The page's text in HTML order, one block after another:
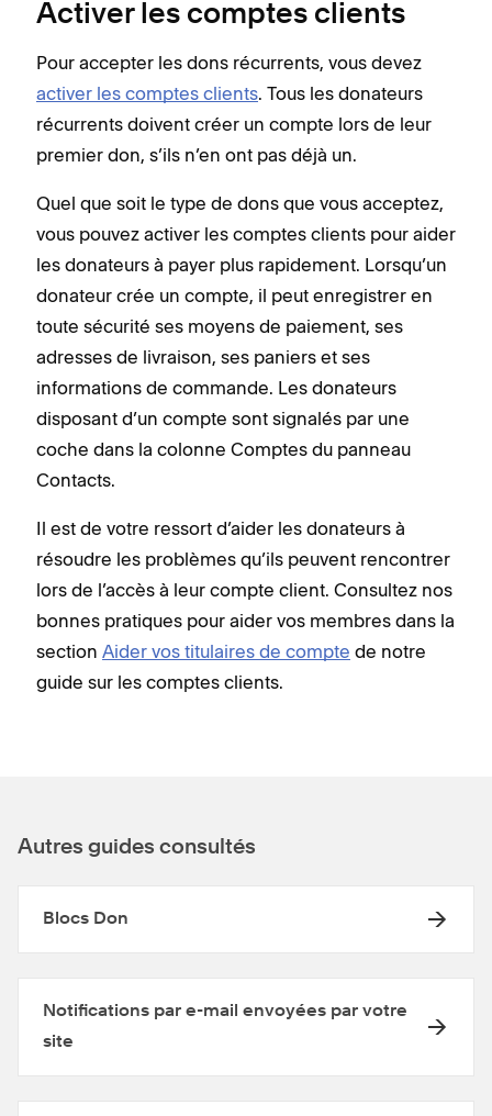
Activer les comptes clients
Pour accepter les dons récurrents, vous devez
activer les comptes clients. Tous les donateurs
récurrents doivent créer un compte lors de leur
premier don, s’ils n’en ont pas déjà un.
Quel que soit le type de dons que vous acceptez,
vous pouvez activer les comptes clients pour aider
les donateurs à payer plus rapidement. Lorsqu’un
donateur crée un compte, il peut enregistrer en
toute sécurité ses moyens de paiement, ses
adresses de livraison, ses paniers et ses
informations de commande. Les donateurs
disposant d’un compte sont signalés par une
coche dans la colonne Comptes du panneau
Contacts.
Il est de votre ressort d’aider les donateurs à
résoudre les problèmes qu’ils peuvent rencontrer
lors de l’accès à leur compte client. Consultez nos
bonnes pratiques pour aider vos membres dans la
section Aider vos titulaires de compte de notre
guide sur les comptes clients.
Autres guides consultés
Blocs Don
Notifications par e-mail envoyées par votre
site